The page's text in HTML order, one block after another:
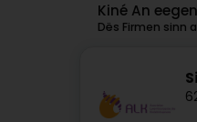
Kiné An
Dës Firmen sinn